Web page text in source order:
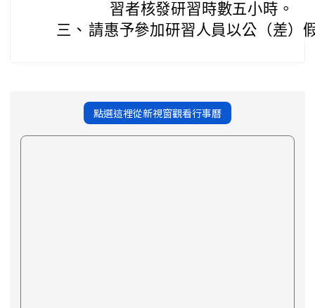
習者核發研習時數五小時。
三、 請惠予參加研習人員以公（差）
點選這裡從新視窗觀看行事曆